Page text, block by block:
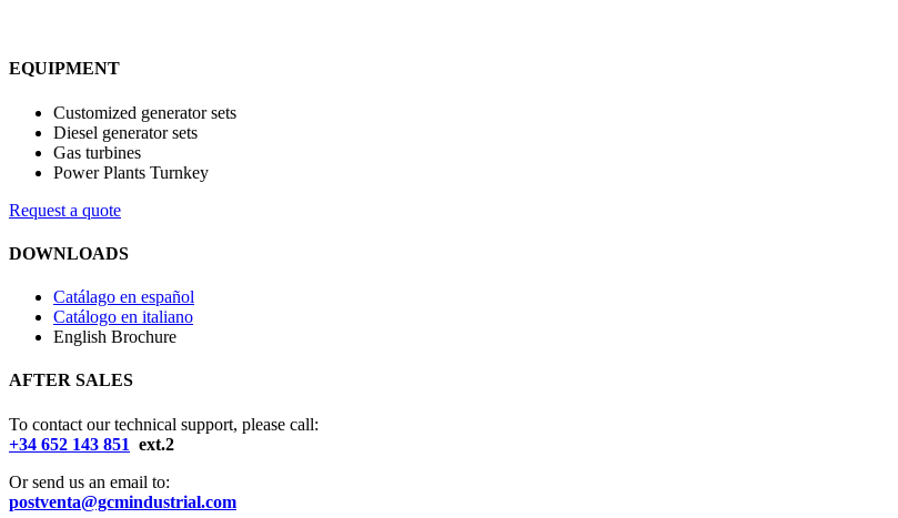
EQUIPMENT
Customized generator sets
Diesel generator sets
Gas turbines
Power Plants Turnkey
Request a quote
DOWNLOADS
Catálago en español
Catálogo en italiano
English Brochure
AFTER SALES
To contact our technical support, please call:
+34 652 143 851 ext.2
Or send us an email to:
postventa@gcmindustrial.com